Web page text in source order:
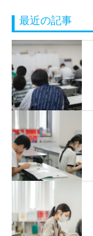
最近の記事